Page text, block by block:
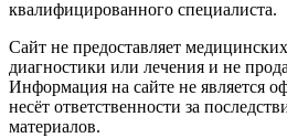
квалифицированного специалиста.
Сайт не предоставляет
диагностики или лечения и не
Информация на сайте не является
несёт ответственности за
материалов.